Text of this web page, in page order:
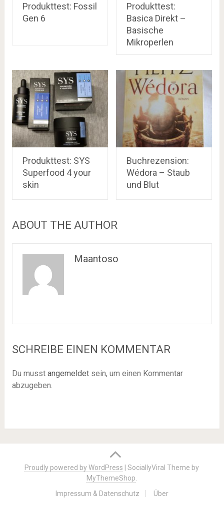
Produkttest: Fossil
Gen 6
Produkttest:
Basica Direkt –
Basische
Mikroperlen
Produkttest: SYS
Superfood 4 your
skin
Buchrezension:
Wédora – Staub
und Blut
ABOUT THE AUTHOR
Maantoso
SCHREIBE EINEN KOMMENTAR
Du musst angemeldetsein, um einen Kommentar
abzugeben.
Proudly powered by WordPress |SociallyViral Theme by
MyThemeShop
Impressum & Datenschutz
Über